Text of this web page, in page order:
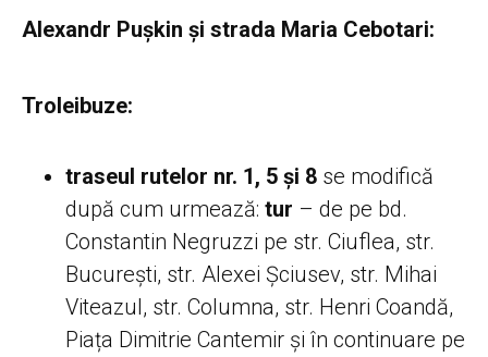
Alexandr Pușkin și strada Maria Cebotari:
Troleibuze:
traseul rutelor nr. 1, 5 și 8 se modifică
după cum urmează: tur – de pe bd.
Constantin Negruzzi pe str. Ciuflea, str.
București, str. Alexei Șciusev, str. Mihai
Viteazul, str. Columna, str. Henri Coandă,
Piața Dimitrie Cantemir și în continuare pe